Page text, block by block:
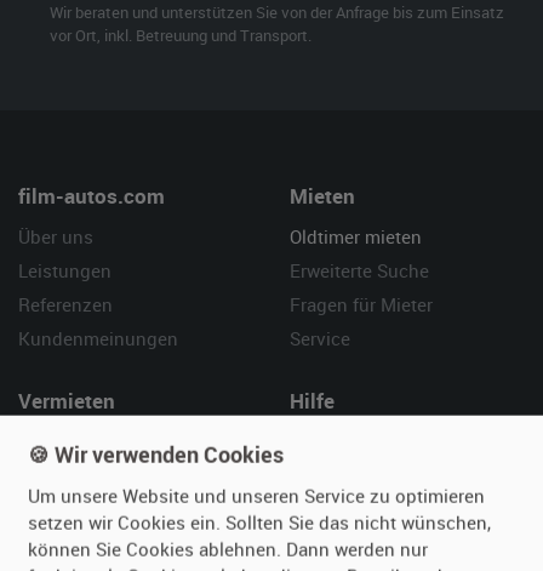
Wir beraten und unterstützen Sie von der Anfrage bis zum Einsatz
vor Ort, inkl. Betreuung und Transport.
film-autos.com
Über uns
Leistungen
Referenzen
Kundenmeinungen
Mieten
Oldtimer mieten
Erweiterte Suche
Fragen für Mieter
Service
Vermieten
Oldtimer anmelden
Fragen für Vermieter
Inserat verwalten
Hilfe
Kontakt
🍪 Wir verwenden Cookies
Um unsere Website und unseren Service zu optimieren
setzen wir Cookies ein. Sollten Sie das nicht wünschen,
können Sie Cookies ablehnen. Dann werden nur